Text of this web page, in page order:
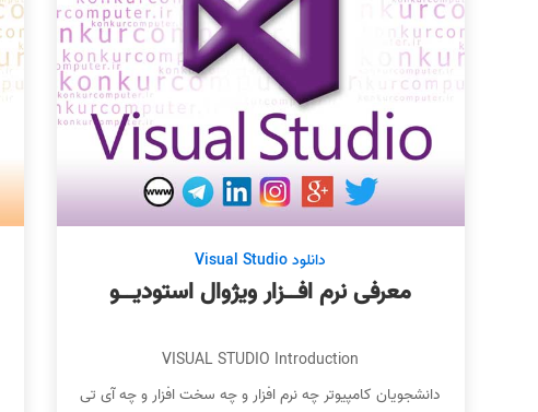
دانلود Visual Studio
معرفی نرم افــزار ویژوال استودیــو
VISUAL STUDIO Introduction
دانشجویان کامپیوتر چه نرم افزار و چه سخت افزار و چه آی تی